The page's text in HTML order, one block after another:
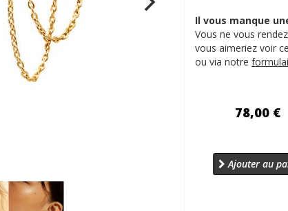
Il vous manque
Vous ne vous
vous aimeriez voir
ou via notre
78,00 €
Ajouter au